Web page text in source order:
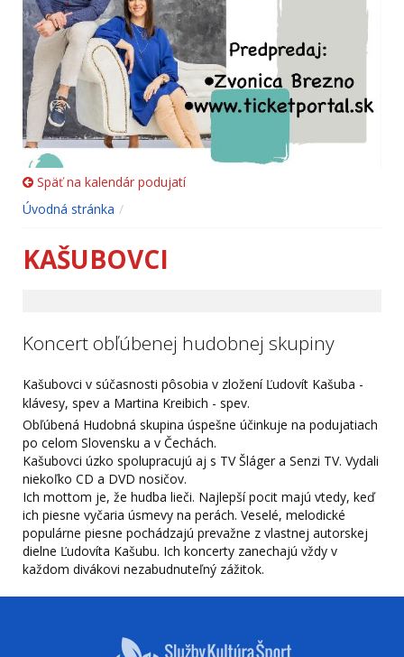
Späť na kalendár podujatí
Úvodná stránka
KAŠUBOVCI
Koncert obľúbenej hudobnej skupiny
Kašubovci v súčasnosti pôsobia v zložení Ľudovít Kašuba -
klávesy, spev a Martina Kreibich - spev.
Obľúbená Hudobná skupina úspešne účinkuje na podujatiach
po celom Slovensku a v Čechách.
Kašubovci úzko spolupracujú aj s TV Šláger a Senzi TV. Vydali
niekoľko CD a DVD nosičov.
Ich mottom je, že hudba lieči. Najlepší pocit majú vtedy, keď
ich piesne vyčaria úsmevy na perách. Veselé, melodické
populárne piesne pochádzajú prevažne z vlastnej autorskej
dielne Ľudovíta Kašubu. Ich koncerty zanechajú vždy v
každom divákovi nezabudnuteľný zážitok.